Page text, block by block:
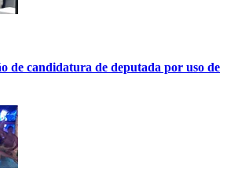
de candidatura de deputada por uso de